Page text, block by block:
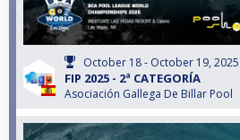
October 18 - October 19, 2025
FIP 2025 - 2ª CATEGORÍA
Asociación Gallega De Billar Pool